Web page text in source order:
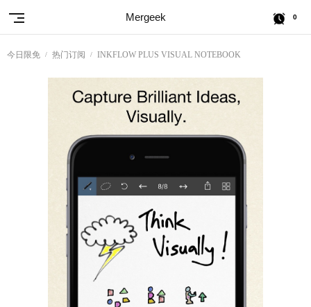
Mergeek 0
今日限免 热门订阅 INKFLOW PLUS VISUAL NOTEBOOK